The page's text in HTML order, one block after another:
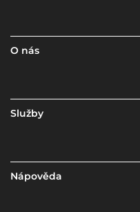
O nás
Služby
Nápověda